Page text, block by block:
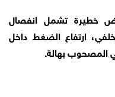
خطيرة تشمل انفصال
ارتفاع الضغط داخل
المصحوب بهالة.